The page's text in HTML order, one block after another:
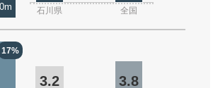
石川県 全国
17%
3.2 3.8